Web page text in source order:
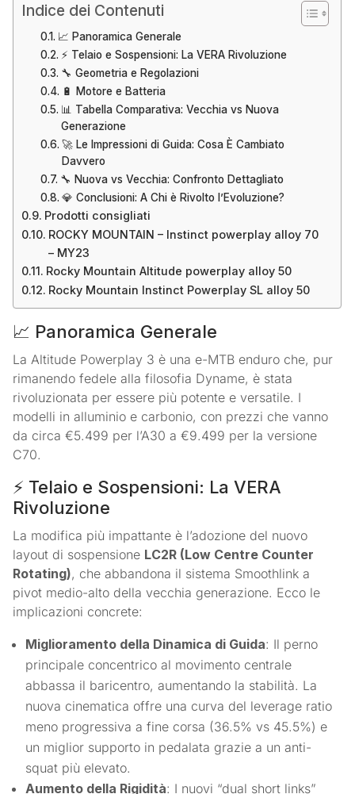
Indice dei Contenuti
📈 Panoramica Generale
⚡️ Telaio e Sospensioni: La VERA Rivoluzione
🔧 Geometria e Regolazioni
🔋 Motore e Batteria
📊 Tabella Comparativa: Vecchia vs Nuova
Generazione
🚀 Le Impressioni di Guida: Cosa È Cambiato
Davvero
🔧 Nuova vs Vecchia: Confronto Dettagliato
💎 Conclusioni: A Chi è Rivolto l’Evoluzione?
Prodotti consigliati
ROCKY MOUNTAIN – Instinct powerplay alloy 70
– MY23
Rocky Mountain Altitude powerplay alloy 50
Rocky Mountain Instinct Powerplay SL alloy 50
📈 Panoramica Generale
La Altitude Powerplay 3 è una e-MTB enduro che, pur
rimanendo fedele alla filosofia Dyname, è stata
rivoluzionata per essere più potente e versatile. I
modelli in alluminio e carbonio, con prezzi che vanno
da circa €5.499 per l’A30 a €9.499 per la versione
C70.
⚡️ Telaio e Sospensioni: La VERA
Rivoluzione
La modifica più impattante è l’adozione del nuovo
layout di sospensione LC2R (Low Centre Counter
Rotating), che abbandona il sistema Smoothlink a
pivot medio-alto della vecchia generazione. Ecco le
implicazioni concrete:
Miglioramento della Dinamica di Guida: Il perno
principale concentrico al movimento centrale
abbassa il baricentro, aumentando la stabilità. La
nuova cinematica offre una curva del leverage ratio
meno progressiva a fine corsa (36.5% vs 45.5%) e
un miglior supporto in pedalata grazie a un anti-
squat più elevato.
Aumento della Rigidità: I nuovi “dual short links”